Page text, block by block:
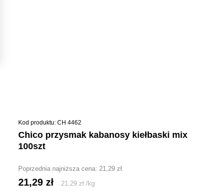
Kod produktu: CH 4462
chico przysmak kabanosy kiełbaski mix
100szt
Poprzednia najniższa cena:21,29zł.
21,29zł 21,29zł /kg